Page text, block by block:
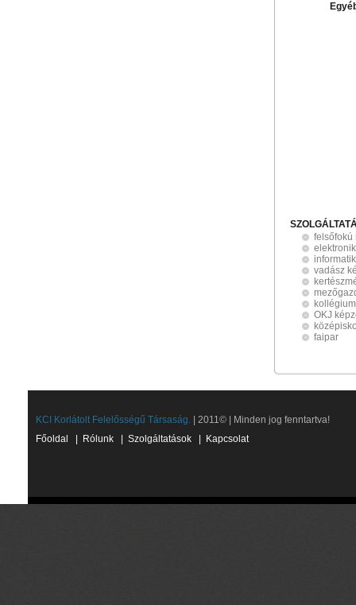
felsőfokú
vadász
kollégium
OKJ
faipar
KCI Korlátolt Felelősségű Társaság. | 2011© | Minden jog fenntartva!
Főoldal
Rólunk Szolgáltatások Kapcsolat